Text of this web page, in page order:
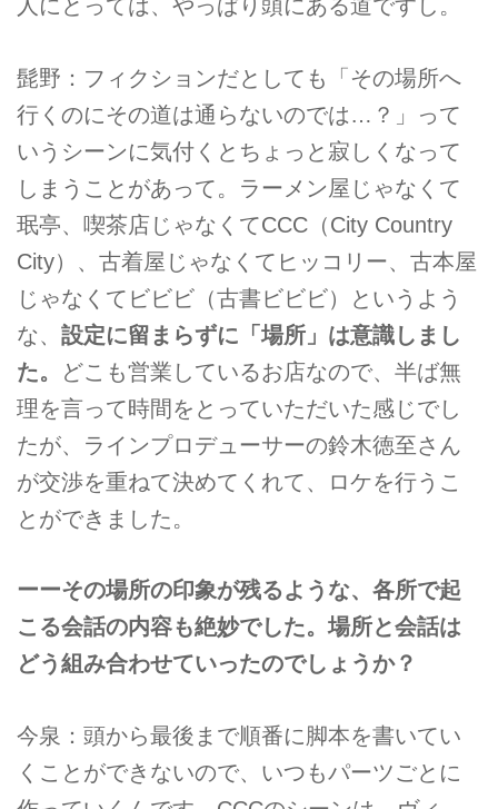
人にとっては、やっぱり頭にある道ですし。
髭野：フィクションだとしても「その場所へ
行くのにその道は通らないのでは…？」って
いうシーンに気付くとちょっと寂しくなって
しまうことがあって。ラーメン屋じゃなくて
珉亭、喫茶店じゃなくてCCC（City Country
City）、古着屋じゃなくてヒッコリー、古本屋
じゃなくてビビビ（古書ビビビ）というよう
な、 設定に留まらずに「場所」は意識しまし
た。
どこも営業しているお店なので、半ば無
理を言って時間をとっていただいた感じでし
たが、ラインプロデューサーの鈴木徳至さん
が交渉を重ねて決めてくれて、ロケを行うこ
とができました。
ーーその場所の印象が残るような、各所で起
こる会話の内容も絶妙でした。場所と会話は
どう組み合わせていったのでしょうか？
今泉：頭から最後まで順番に脚本を書いてい
くことができないので、いつもパーツごとに